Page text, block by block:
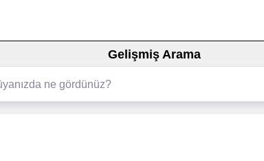
Gelişmiş Arama